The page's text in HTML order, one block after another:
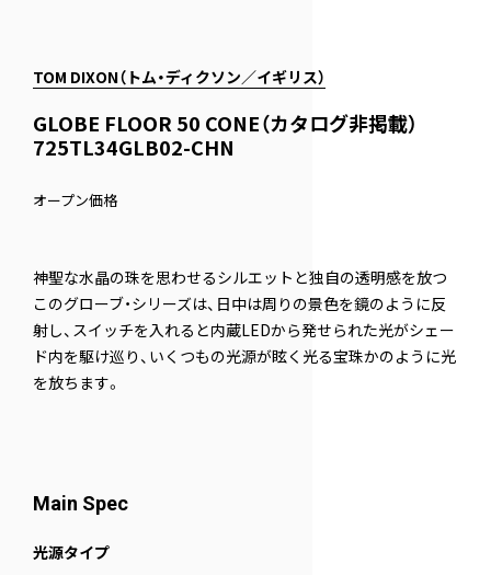
TOM DIXON（トム・ディクソン／イギリス）
GLOBE FLOOR 50 CONE（カタログ非掲載）
725TL34GLB02-CHN
オープン価格
神聖な水晶の珠を思わせるシルエットと独自の透明感を放つ
このグローブ・シリーズは、日中は周りの景色を鏡のように反
射し、スイッチを入れると内蔵LEDから発せられた光がシェー
ド内を駆け巡り、いくつもの光源が眩く光る宝珠かのように光
を放ちます。
Main Spec
光源タイプ